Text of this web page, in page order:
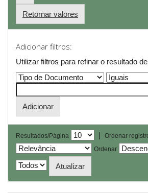
Retornar valores
Adicionar filtros:
Utilizar filtros para refinar o resultado
Resultados/Página |
Ordenar
Ordenar